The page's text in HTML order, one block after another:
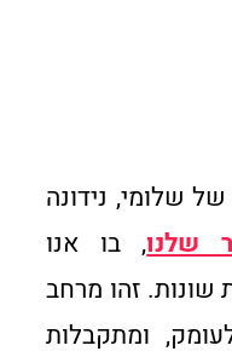
שלומי, נידונה
שלנו, בו אנו
שונות. זהו מרחב
ומתקבלות